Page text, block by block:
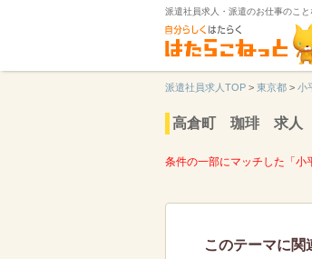
派遣社員求人・派遣のお仕事のこと
派遣社員求人TOP > 東京都 > 小
高倉町 珈琲 求人
条件の一部にマッチした「小
このテーマに関